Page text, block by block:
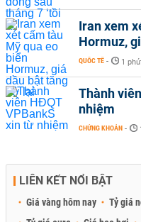
Iran xem
Hormuz,
QUỐC TẾ - 1
Thành
nhiệm
CHỨNG KHOÁN -
LIÊN KẾT NỔI BẬT
Giá vàng hôm nay Tỷ giá